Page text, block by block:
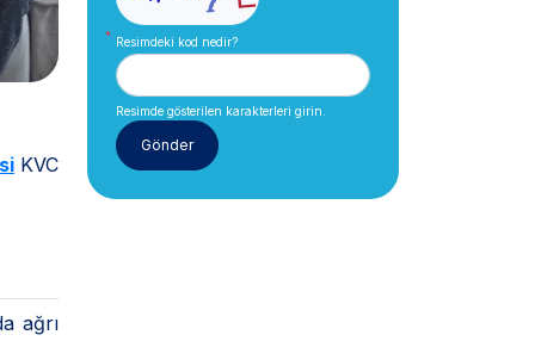
KVC
ağrı
Resimdeki kod nedir?
Resimde gösterilen karakterleri girin.